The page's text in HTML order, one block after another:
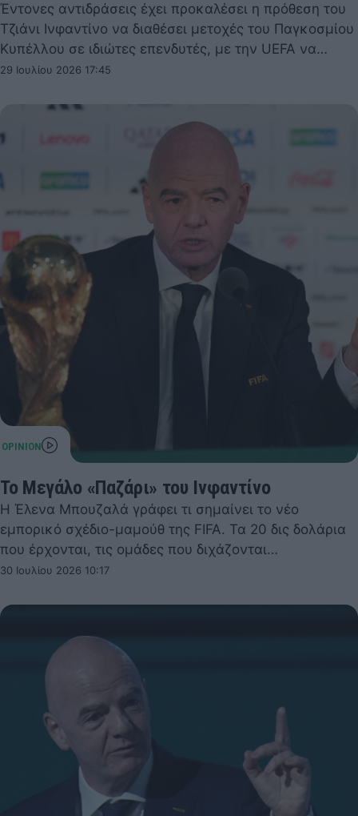
Έντονες αντιδράσεις έχει προκαλέσει η πρόθεση του
Τζιάνι Ινφαντίνο να διαθέσει μετοχές του Παγκοσμίου
Κυπέλλου σε ιδιώτες επενδυτές, με την UEFA να…
29 Ιουλίου 2026 17:45
Το Μεγάλο «Παζάρι» του Ινφαντίνο
Η Έλενα Μπουζαλά γράφει τι σημαίνει το νέο
εμπορικό σχέδιο-μαμούθ της FIFA. Τα 20 δις δολάρια
που έρχονται, τις ομάδες που διχάζονται…
30 Ιουλίου 2026 10:17